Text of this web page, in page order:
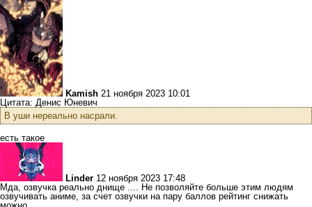
Kamish 21 ноября 2023 10:01
Цитата: Денис Юневич
В уши нереально насрали.
есть такое
Linder 12 ноября 2023 17:48
Мда, озвучка реально днище .... Не позволяйте больше этим людям
озвучивать аниме, за счет озвучки на пару баллов рейтинг снижать